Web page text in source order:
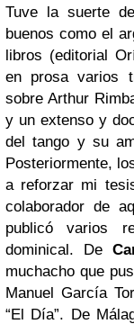
Tuve la suerte
buenos como el
libros (editorial
en prosa varios
sobre Arthur
y un extenso y
del tango y su
Posteriormente,
a reforzar mi
colaborador de
publicó varios
dominical. De
muchacho que
Manuel García
“El Día”. De